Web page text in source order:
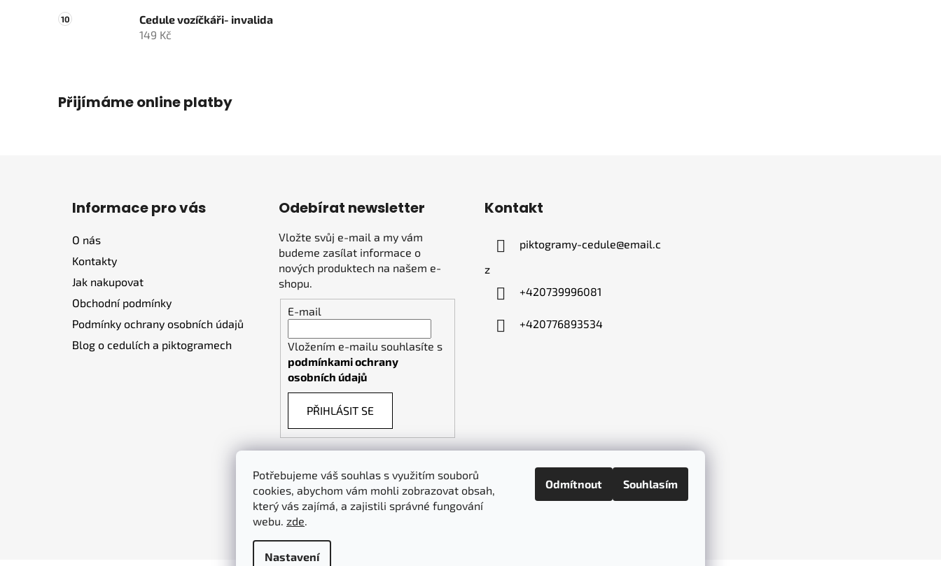
Potřebujeme váš souhlas s využitím souborů
cookies, abychom vám mohli zobrazovat obsah,
který vás zajímá, a zajistili správné fungování
webu. zde.
Nastavení
Odmítnout Souhlasím
Cedule vozíčkáři- invalida
149 Kč
Přijímáme online platby
Informace pro vás
O nás
Kontakty
Jak nakupovat
Obchodní podmínky
Podmínky ochrany osobních údajů
Blog o cedulích a piktogramech
Odebírat newsletter
Vložte svůj e-mail a my vám
budeme zasílat informace o
nových produktech na našem e-
shopu.
E-mail
Vložením e-mailu souhlasíte s
podmínkami ochrany
osobních údajů
PŘIHLÁSIT SE
Kontakt
piktogramy-cedule@email.c
z
+420739996081
+420776893534
piktogramy-cedule.cz denex.cz